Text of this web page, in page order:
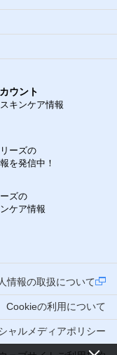
ウント
キンケア情報
ーズの
を発信中！
ズの
ケア情報
情報の取扱について
Cookieの利用について
ャルメディアポリシー